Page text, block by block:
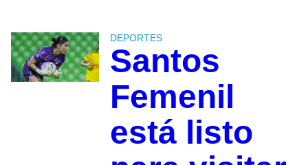
DEPORTES
Santos
Femenil
está listo